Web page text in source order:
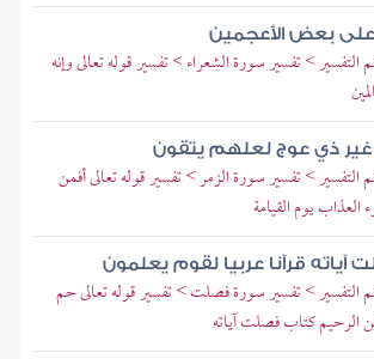
على بعض الأعجمين
التفسير > تفسير سورة الشعراء > تفسير قوله تعالى وإنه
غير ذي عوج لعلهم يتقون
التفسير > تفسير سورة الزمر > تفسير قوله تعالى أفمن
يوم القيامة
قرآنا عربيا لقوم يعلمون
التفسير > تفسير سورة فصلت > تفسير قوله تعالى حم
الرحيم كتاب فصلت آياته